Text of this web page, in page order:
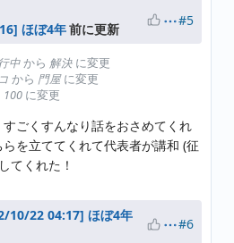
ほぼ4年前に更新
#5
中から 解決 に変更
から 門屋に変更
100 に変更
ごくすんなり話をおさめてくれ
を立ててくれて代表者が講和 (征
てくれた！
ほぼ4年
#6